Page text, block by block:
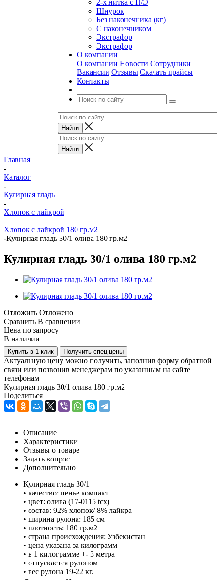
2-х нитка с П/Э
Шнурок
Без наконечника (кг)
С наконечником
Экстрафор
Экстрафор
О компании
О компании Новости Сотрудники
Вакансии Отзывы Скачать прайсы
Контакты
Главная
-
Каталог
-
Кулирная гладь
-
Хлопок с лайкрой
-
Хлопок с лайкрой 180 гр.м2
-Кулирная гладь 30/1 олива 180 гр.м2
Кулирная гладь 30/1 олива 180 гр.м2
Отложить Отложено
Сравнить В сравнении
Цена по запросу
В наличии
Купить в 1 клик Получить спец.цены
Актуальную цену можно получить, заполнив форму обратной
связи или позвонив менеджерам по указанным на сайте
телефонам
Кулирная гладь 30/1 олива 180 гр.м2
Поделиться
Описание
Характеристики
Отзывы о товаре
Задать вопрос
Дополнительно
Кулирная гладь 30/1
• качество: пенье компакт
• цвет: олива (17-0115 tcx)
• состав: 92% хлопок/ 8% лайкра
• ширина рулона: 185 см
• плотность: 180 гр.м2
• страна происхождения: Узбекистан
• цена указана за килограмм
• в 1 килограмме +- 3 метра
• отпускается рулоном
• вес рулона 19-22 кг.